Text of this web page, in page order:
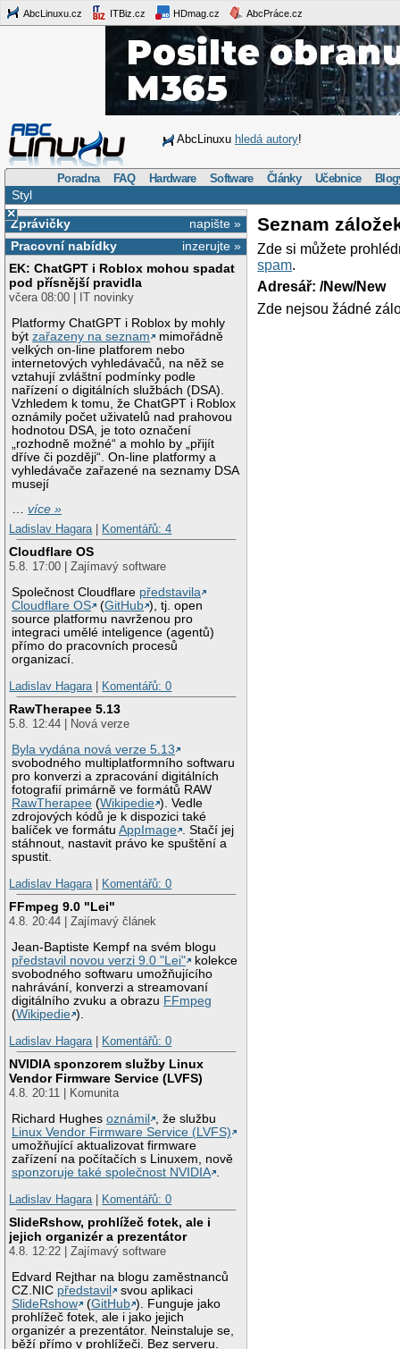
AbcLinuxu.cz ITBiz.cz HDmag.cz AbcPráce.cz
AbcLinuxu hledá autory!
Poradna FAQ Hardware Software Články Učebnice
Styl
×
napište »
Zprávičky
inzerujte »
Pracovní nabídky
EK: ChatGPT i Roblox mohou spadat
pod přísnější pravidla
včera 08:00 | IT novinky
Platformy ChatGPT i Roblox by mohly
býtzařazeny na seznam
mimořádně
velkých on-line platforem nebo
internetových vyhledávačů, na něž se
vztahují zvláštní podmínky podle
nařízení o digitálních službách (DSA).
Vzhledem k tomu, že ChatGPT i Roblox
oznámily počet uživatelů nad prahovou
hodnotou DSA, je toto označení
„rozhodně možné“ a mohlo by „přijít
dříve či později“. On-line platformy a
vyhledávače zařazené na seznamy DSA
musejí
…více »
Ladislav Hagara
Komentářů: 4
Cloudflare OS
5.8. 17:00 | Zajímavý software
Společnost Cloudflare představila
Cloudflare OS
(GitHub ), tj. open
source platformu navrženou pro
integraci umělé inteligence (agentů)
přímo do pracovních procesů
organizací.
Ladislav Hagara
Komentářů: 0
RawTherapee 5.13
5.8. 12:44 | Nová verze
Byla vydána nová verze 5.13
svobodného multiplatformního softwaru
pro konverzi a zpracování digitálních
fotografií primárně ve formátů RAW
RawTherapee (Wikipedie ). Vedle
zdrojových kódů je k dispozici také
balíček ve formátuAppImage . Stačí jej
stáhnout, nastavit právo ke spuštění a
spustit.
Ladislav Hagara
Komentářů: 0
FFmpeg 9.0 "Lei"
4.8. 20:44 | Zajímavý článek
Jean-Baptiste Kempf na svém blogu
představil novou verzi 9.0 "Lei"
kolekce
svobodného softwaru umožňujícího
nahrávání, konverzi a streamovaní
digitálního zvuku a obrazu FFmpeg
(Wikipedie ).
Ladislav Hagara
Komentářů: 0
NVIDIA sponzorem služby Linux
Vendor Firmware Service (LVFS)
4.8. 20:11 | Komunita
Richard Hughesoznámil
, že službu
Linux Vendor Firmware Service (LVFS)
umožňující aktualizovat firmware
zařízení na počítačích s Linuxem, nově
sponzoruje také společnost NVIDIA .
Ladislav Hagara | Komentářů: 0
SlideRshow, prohlížeč fotek, ale i
jejich organizér a prezentátor
4.8. 12:22 | Zajímavý software
Edvard Rejthar na blogu zaměstnanců
CZ.NIC představil
svou aplikaci
SlideRshow
(GitHub ). Funguje jako
prohlížeč fotek, ale i jako jejich
organizér a prezentátor. Neinstaluje se,
běží přímo v prohlížeči. Bez serveru.
Seznam
Zde si můžete
spam.
Adresář: /New/New
Zde nejsou žádné